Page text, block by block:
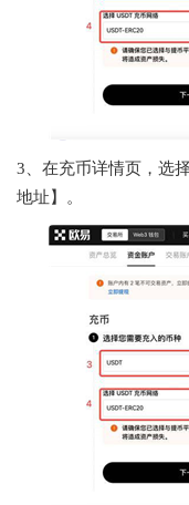
3、在充币详情页，选
地址】。